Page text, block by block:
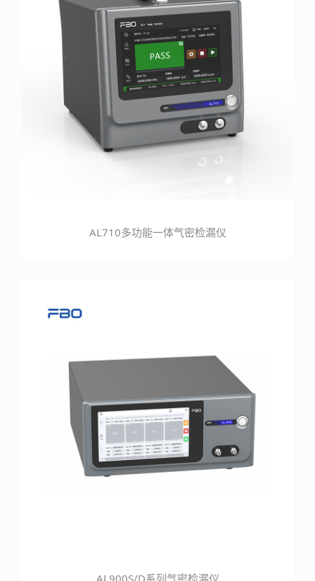
AL710多功能一体气密检漏仪
AL900S/D系列气密检漏仪